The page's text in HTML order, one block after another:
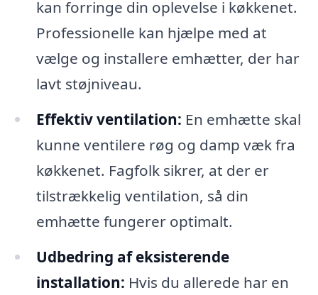
kan forringe din oplevelse i køkkenet.
Professionelle kan hjælpe med at
vælge og installere emhætter, der har
lavt støjniveau.
Effektiv ventilation: En emhætte skal
kunne ventilere røg og damp væk fra
køkkenet. Fagfolk sikrer, at der er
tilstrækkelig ventilation, så din
emhætte fungerer optimalt.
Udbedring af eksisterende
installation: Hvis du allerede har en